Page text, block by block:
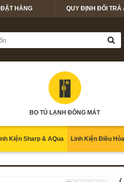
HÀNG QUY ĐỊNH ĐỔI TRẢ
BO TỦ LẠNH ĐÔNG MÁT
Kiện Sharp & AQua Linh Kiện Điều